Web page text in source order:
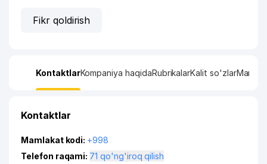
Fikr qoldirish
KontaktlarKompaniya haqidaRubrikalarKalit so'zlarManzil
Kontaktlar
Mamlakat kodi: +998
Telefon raqami:
71 qo'ng'iroq qilish